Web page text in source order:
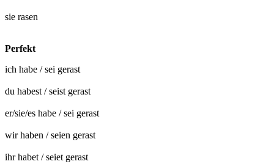
sie rasen
Perfekt
ich habe / sei gerast
du habest / seist gerast
er/sie/es habe / sei gerast
wir haben / seien gerast
ihr habet / seiet gerast